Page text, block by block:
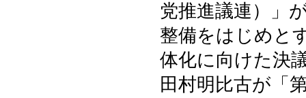
党推進議連）」
整備をはじめと
体化に向けた決
田村明比古が「